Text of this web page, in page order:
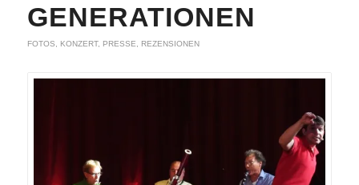
GENERATIONEN
FOTOS KONZERT, PRESSE REZENSIONEN